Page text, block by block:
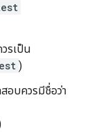
รเป็น
)
อบควรมีชื่อว่า